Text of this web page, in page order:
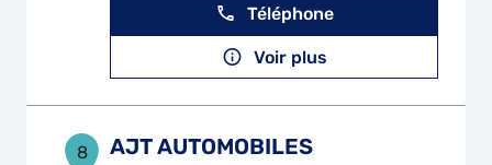
Téléphone
Voir plus
8 AJT AUTOMOBILES